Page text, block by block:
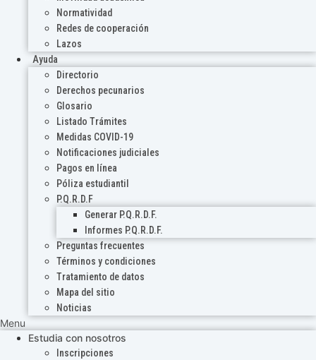
Normatividad
Redes de cooperación
Lazos
Ayuda
Directorio
Derechos pecunarios
Glosario
Listado Trámites
Medidas COVID-19
Notificaciones judiciales
Pagos en línea
Póliza estudiantil
P.Q.R.D.F
Generar P.Q.R.D.F.
Informes P.Q.R.D.F.
Preguntas frecuentes
Términos y condiciones
Tratamiento de datos
Mapa del sitio
Noticias
Menu
Estudia con nosotros
Inscripciones